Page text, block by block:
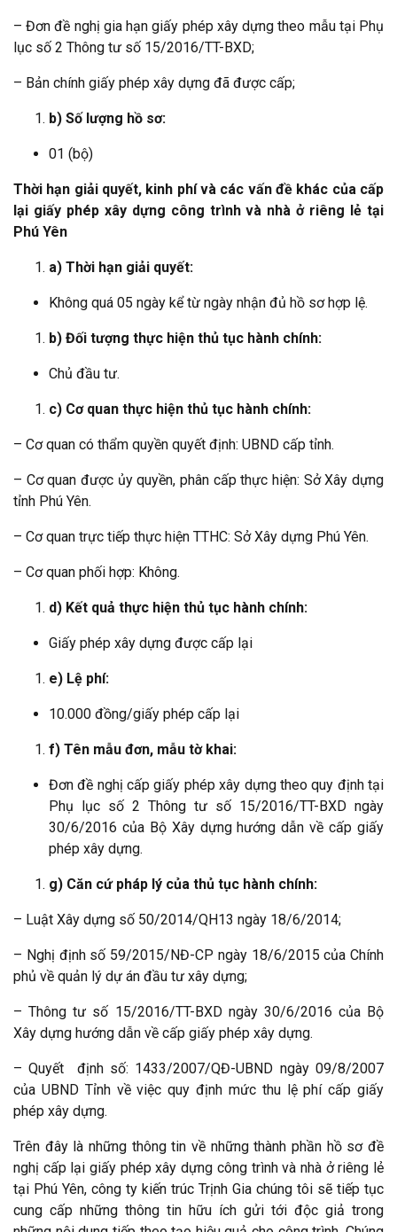
– Đơn đề nghị gia hạn giấy phép xây dựng theo mẫu tại Phụ
lục số 2 Thông tư số 15/2016/TT-BXD;
– Bản chính giấy phép xây dựng đã được cấp;
b) Số lượng hồ sơ:
01 (bộ)
Thời hạn giải quyết, kinh phí và các vấn đề khác của cấp
lại giấy phép xây dựng công trình và nhà ở riêng lẻ tại
Phú Yên
a) Thời hạn giải quyết:
Không quá 05 ngày kể từ ngày nhận đủ hồ sơ hợp lệ.
b) Đối tượng thực hiện thủ tục hành chính:
Chủ đầu tư.
c) Cơ quan thực hiện thủ tục hành chính:
– Cơ quan có thẩm quyền quyết định: UBND cấp tỉnh.
– Cơ quan được ủy quyền, phân cấp thực hiện: Sở Xây dựng
tỉnh Phú Yên.
– Cơ quan trực tiếp thực hiện TTHC: Sở Xây dựng Phú Yên.
– Cơ quan phối hợp: Không.
d) Kết quả thực hiện thủ tục hành chính:
Giấy phép xây dựng được cấp lại
e) Lệ phí:
10.000 đồng/giấy phép cấp lại
f) Tên mẫu đơn, mẫu tờ khai:
Đơn đề nghị cấp giấy phép xây dựng theo quy định tại
Phụ lục số 2 Thông tư số 15/2016/TT-BXD ngày
30/6/2016 của Bộ Xây dựng hướng dẫn về cấp giấy
phép xây dựng.
g) Căn cứ pháp lý của thủ tục hành chính:
– Luật Xây dựng số 50/2014/QH13 ngày 18/6/2014;
– Nghị định số 59/2015/NĐ-CP ngày 18/6/2015 của Chính
phủ về quản lý dự án đầu tư xây dựng;
– Thông tư số 15/2016/TT-BXD ngày 30/6/2016 của Bộ
Xây dựng hướng dẫn về cấp giấy phép xây dựng.
– Quyết định số: 1433/2007/QĐ-UBND ngày 09/8/2007
của UBND Tỉnh về việc quy định mức thu lệ phí cấp giấy
phép xây dựng.
Trên đây là những thông tin về những thành phần hồ sơ đề
nghị cấp lại giấy phép xây dựng công trình và nhà ở riêng lẻ
tại Phú Yên, công ty kiến trúc Trịnh Gia chúng tôi sẽ tiếp tục
cung cấp những thông tin hữu ích gửi tới độc giả trong